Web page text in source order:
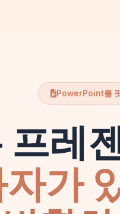
PowerPoint를
프레
가